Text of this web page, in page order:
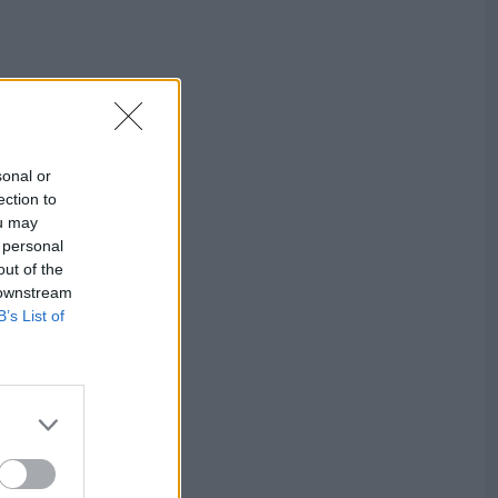
or
to
may
of the
List of